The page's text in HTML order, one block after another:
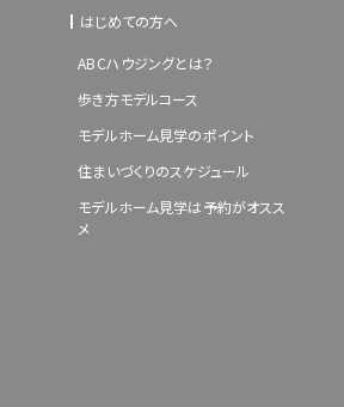
はじめての方へ
ABCハウジングとは？
歩き方モデルコース
モデルホーム見学のポイント
住まいづくりのスケジュール
モデルホーム見学は予約がオスス
メ